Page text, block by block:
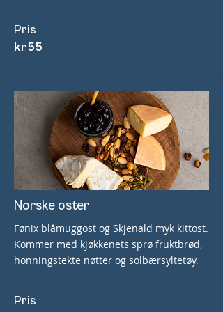
Pris
kr55
Norske oster
Fønix blåmuggost og Skjenald myk kittost.
Kommer med kjøkkenets sprø fruktbrød,
honningstekte nøtter og solbærsyltetøy.
Pris